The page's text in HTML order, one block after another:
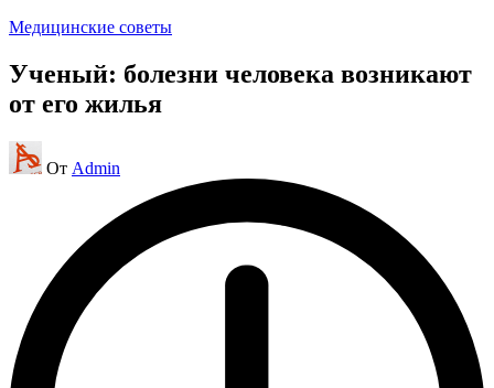
Опубликовано
Медицинские советы
Ученый: болезни человека возникают
от его жилья
Запись
от
От Admin